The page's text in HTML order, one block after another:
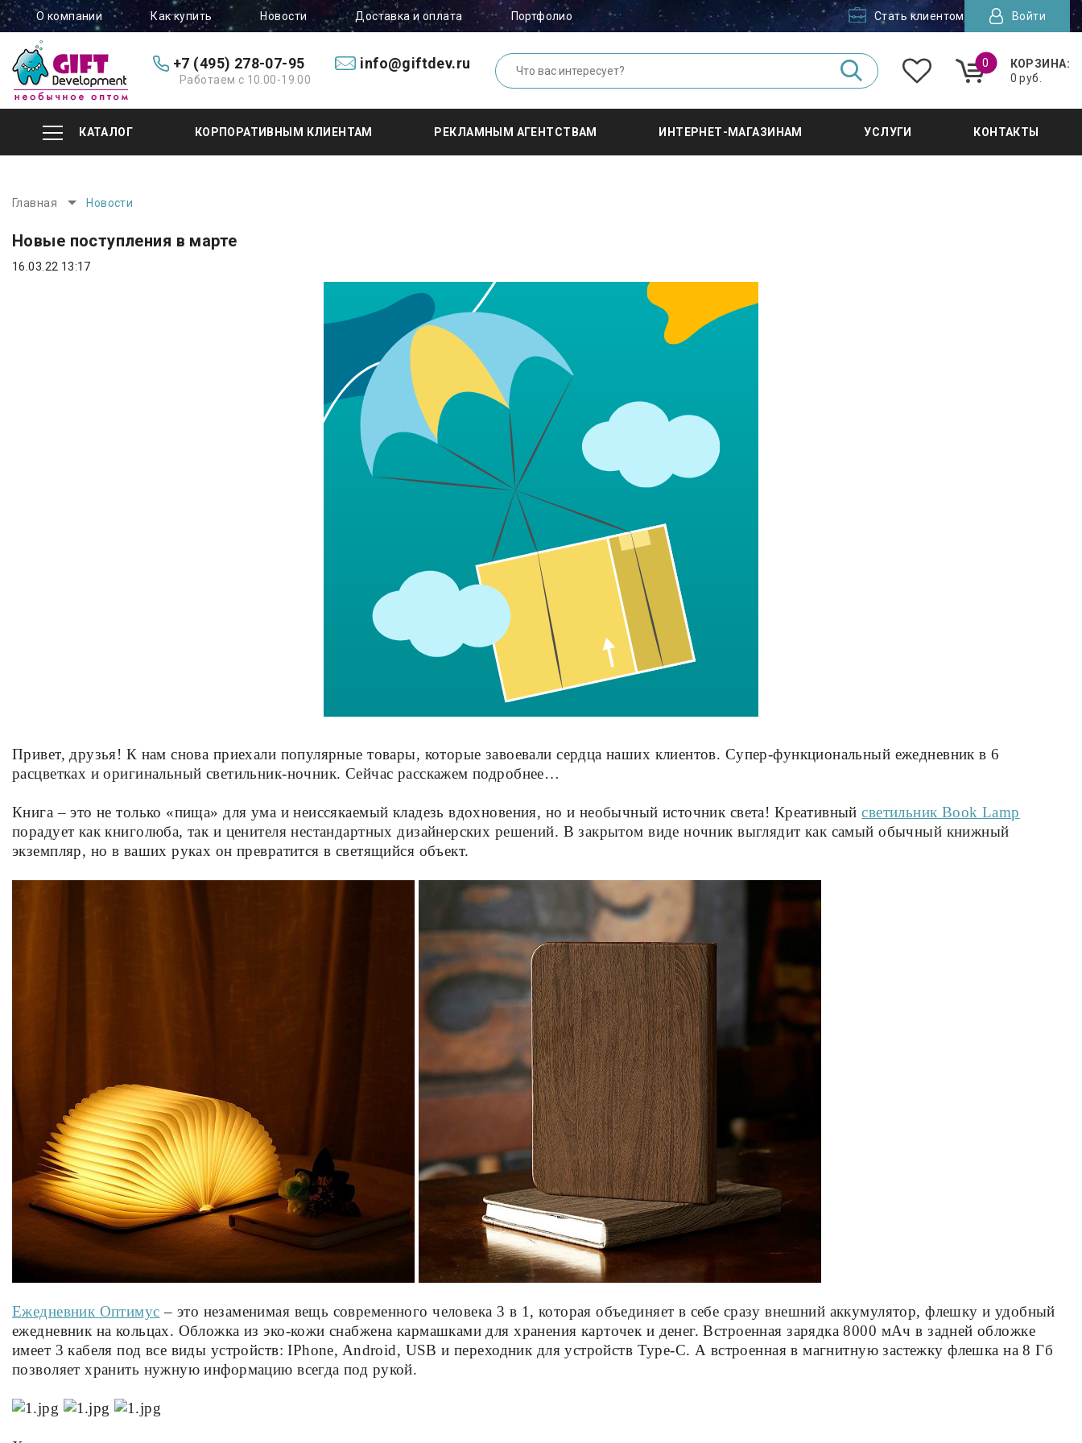
О компании Как купить Новости Доставка и оплата Портфолио Стать клиентом Войти
+7 (495) 278-07-95
Работаем с 10.00-19.00
info@giftdev.ru 0
КОРЗИНА:
0 руб.
КАТАЛОГ КОРПОРАТИВНЫМ КЛИЕНТАМ РЕКЛАМНЫМ АГЕНТСТВАМ ИНТЕРНЕТ-МАГАЗИНАМ УСЛУГИ КОНТАКТЫ
Главная Новости
Новые поступления в марте
16.03.22 13:17
Привет, друзья! К нам снова приехали популярные товары, которые завоевали сердца наших клиентов. Супер-функциональный ежедневник в 6
расцветках и оригинальный светильник-ночник. Сейчас расскажем подробнее…
Книга – это не только «пища» для ума и неиссякаемый кладезь вдохновения, но и необычный источник света! Креативныйсветильник Book Lamp
порадует как книголюба, так и ценителя нестандартных дизайнерских решений. В закрытом виде ночник выглядит как самый обычный книжный
экземпляр, но в ваших руках он превратится в светящийся объект.
Ежедневник Оптимус – это незаменимая вещь современного человека 3 в 1, которая объединяет в себе сразу внешний аккумулятор, флешку и удобный
ежедневник на кольцах. Обложка из эко-кожи снабжена кармашками для хранения карточек и денег. Встроенная зарядка 8000 мАч в задней обложке
имеет 3 кабеля под все виды устройств: IPhone, Android, USB и переходник для устройств Type-C. А встроенная в магнитную застежку флешка на 8 Гб
позволяет хранить нужную информацию всегда под рукой.